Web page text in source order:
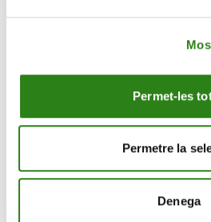
Permet-les
Permetre la
Denega
(Comparació corba benchmark
Elsdiferencials de crèdits’han
Preferim el crèdit IG en EUR per